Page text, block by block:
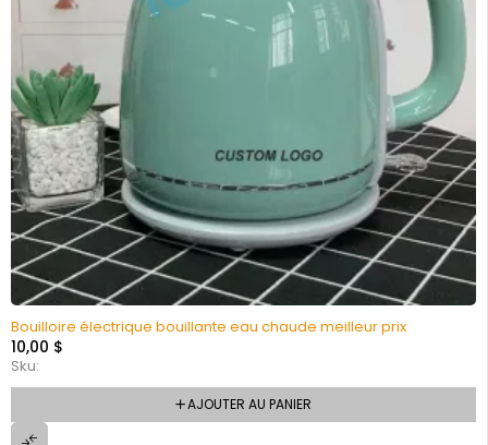
Bouilloire électrique bouillante eau chaude meilleur prix
10,00 $
Sku:
AJOUTER AU PANIER